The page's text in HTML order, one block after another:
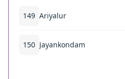
149 Ariyalur
150 Jayankondam